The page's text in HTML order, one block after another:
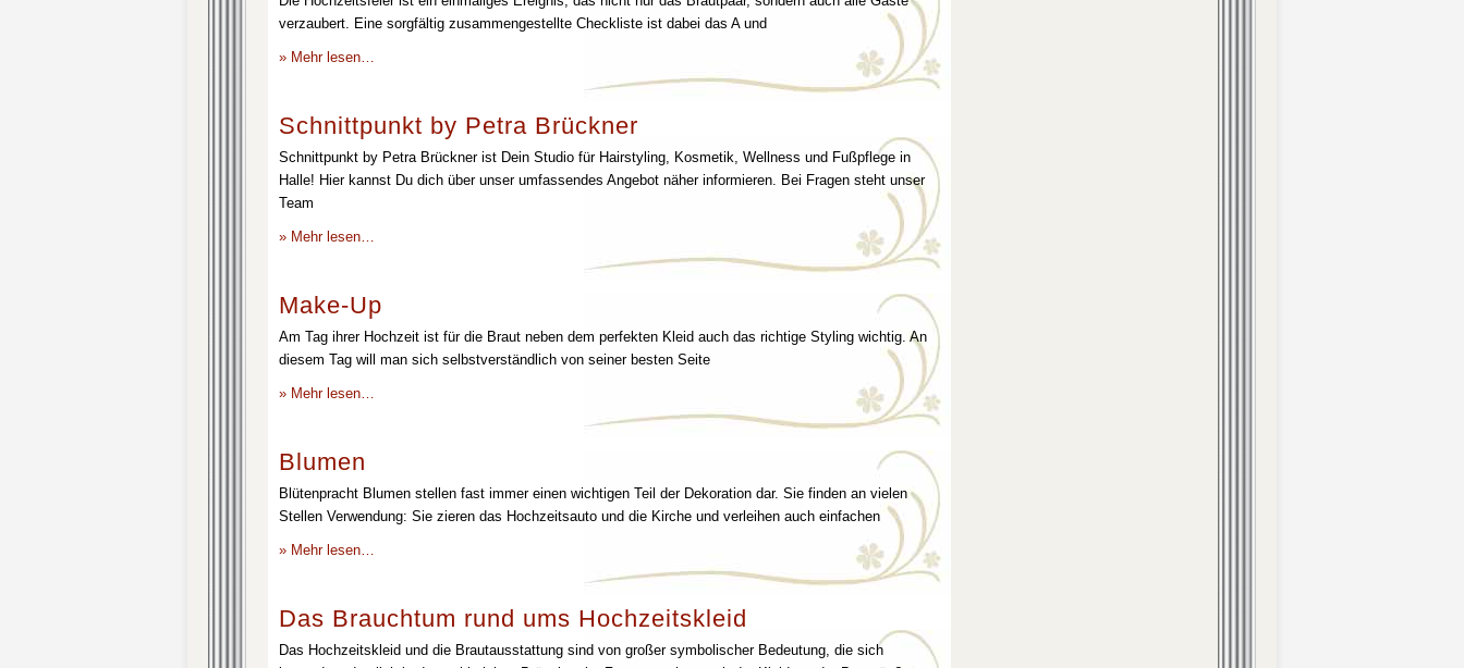
verzaubert. Eine sorgfältig zusammengestellte Checkliste ist dabei das A und
» Mehr lesen…
Schnittpunkt by Petra Brückner
Schnittpunkt by Petra Brückner ist Dein Studio für Hairstyling, Kosmetik, Wellness und Fußpflege in
Halle! Hier kannst Du dich über unser umfassendes Angebot näher informieren. Bei Fragen steht unser
Team
» Mehr lesen…
Make-Up
Am Tag ihrer Hochzeit ist für die Braut neben dem perfekten Kleid auch das richtige Styling wichtig. An
diesem Tag will man sich selbstverständlich von seiner besten Seite
» Mehr lesen…
Blumen
Blütenpracht Blumen stellen fast immer einen wichtigen Teil der Dekoration dar. Sie finden an vielen
Stellen Verwendung: Sie zieren das Hochzeitsauto und die Kirche und verleihen auch einfachen
» Mehr lesen…
Das Brauchtum rund ums Hochzeitskleid
Das Hochzeitskleid und die Brautausstattung sind von großer symbolischer Bedeutung, die sich